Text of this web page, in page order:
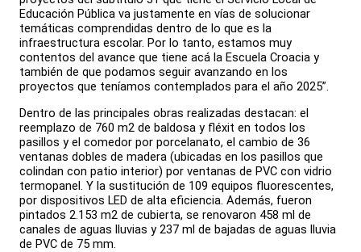
Educación Pública va justamente en vías de solucionar
temáticas comprendidas dentro de lo que es la
infraestructura escolar. Por lo tanto, estamos muy
contentos del avance que tiene acá la Escuela Croacia y
también de que podamos seguir avanzando en los
proyectos que teníamos contemplados para el año 2025”.
Dentro de las principales obras realizadas destacan: el
reemplazo de 760 m2 de baldosa y fléxit en todos los
pasillos y el comedor por porcelanato, el cambio de 36
ventanas dobles de madera (ubicadas en los pasillos que
colindan con patio interior) por ventanas de PVC con vidrio
termopanel. Y la sustitución de 109 equipos fluorescentes,
por dispositivos LED de alta eficiencia. Además, fueron
pintados 2.153 m2 de cubierta, se renovaron 458 ml de
canales de aguas lluvias y 237 ml de bajadas de aguas lluvia
de PVC de 75 mm.